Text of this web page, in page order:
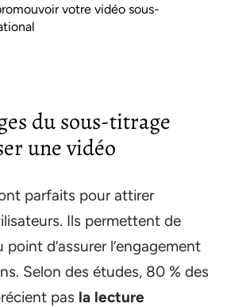
votre vidéo sous-
du sous-titrage
une vidéo
parfaits pour attirer
Ils permettent de
point d’assurer l’engagement
Selon des études, 80 % des
pas la lecture